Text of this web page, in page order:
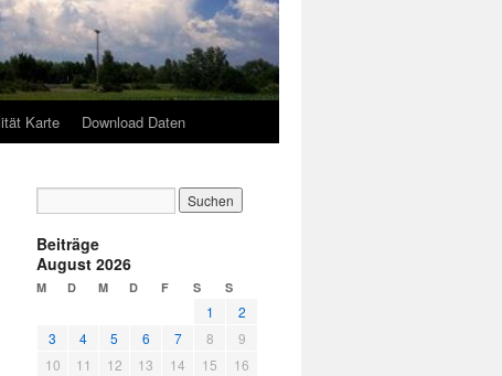
Karte Download Daten
Beiträge
August 2026
M D M D F S S
1
2
3
4 5 6 7 8
9
10
11 12 13 14 15
16